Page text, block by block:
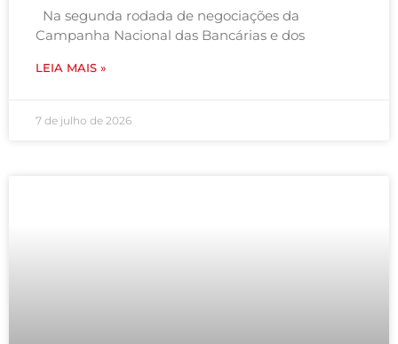
Na segunda rodada de negociações da
Campanha Nacional das Bancárias e dos
LEIA MAIS »
7 de julho de 2026